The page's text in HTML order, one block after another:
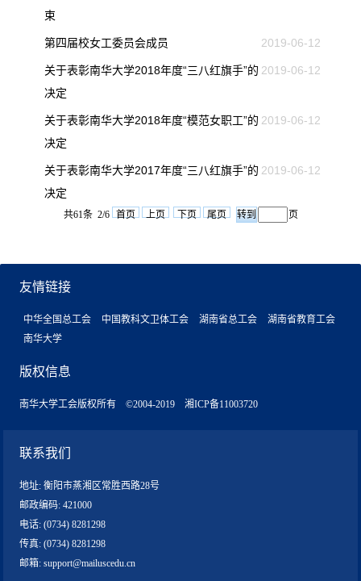
束
2019-06-12
第四届校女工委员会成员
2019-06-12
关于表彰南华大学2018年度“三八红旗手”的
决定
2019-06-12
关于表彰南华大学2018年度“模范女职工”的
决定
2019-06-12
关于表彰南华大学2017年度“三八红旗手”的
决定
共61条 2/6 首页 上页 下页 尾页 页
友情链接
中华全国总工会 中国教科文卫体工会 湖南省总工会
湖南省教育工会
南华大学
版权信息
南华大学工会版权所有 ©2004-2019 湘ICP备11003720
联系我们
地址: 衡阳市蒸湘区常胜西路28号
邮政编码: 421000
电话: (0734) 8281298
传真: (0734) 8281298
邮箱: support@mailuscedu.cn